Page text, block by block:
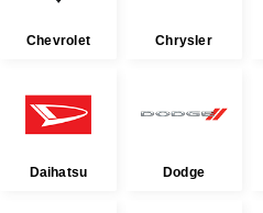
Chevrolet Chrysler
Daihatsu Dodge